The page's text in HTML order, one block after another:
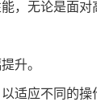
，无论是面
升。
适应不同的操